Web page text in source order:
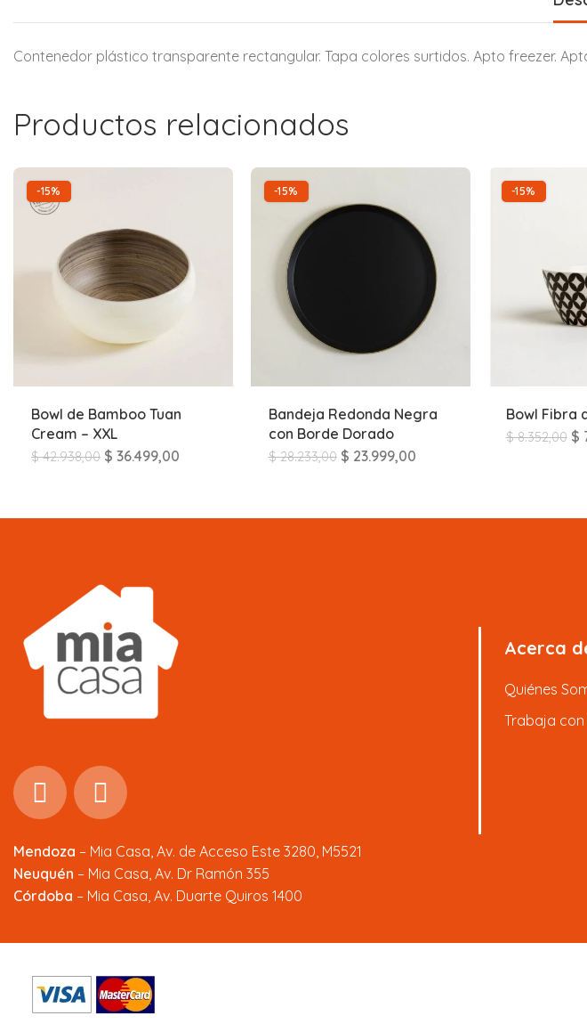
Contenedor plástico transparente rectangular. Tapa colores surtidos. Apto freezer.
Productos relacionados
-15%
Bowl de Bamboo Tuan
Cream – XXL
$42.938,00 $ 36.499,00
-15%
Bandeja Redonda Negra
con Borde Dorado
$28.233,00 $ 23.999,00
-15%
Bowl Fibra
$8.352,00 $
Mendoza – Mia Casa, Av. de Acceso Este 3280, M5521
Neuquén – Mia Casa, Av. Dr Ramón 355
Córdoba – Mia Casa, Av. Duarte Quiros 1400
Acerca
Quiénes
Trabaja